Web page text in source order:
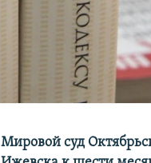
Мировой суд